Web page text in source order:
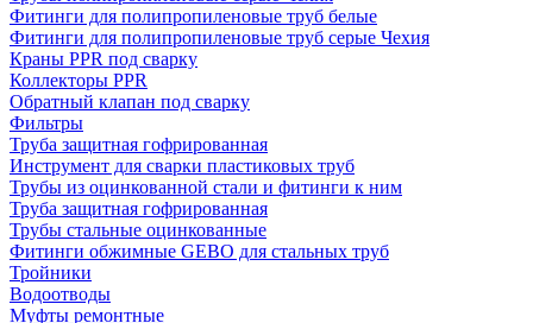
Фитинги для полипропиленовые труб белые
Фитинги для полипропиленовые труб серые Чехия
Краны PPR под сварку
Коллекторы PPR
Обратный клапан под сварку
Фильтры
Труба защитная гофрированная
Инструмент для сварки пластиковых труб
Трубы из оцинкованной стали и фитинги к ним
Труба защитная гофрированная
Трубы стальные оцинкованные
Фитинги обжимные GEBO для стальных труб
Тройники
Водоотводы
Муфты ремонтные